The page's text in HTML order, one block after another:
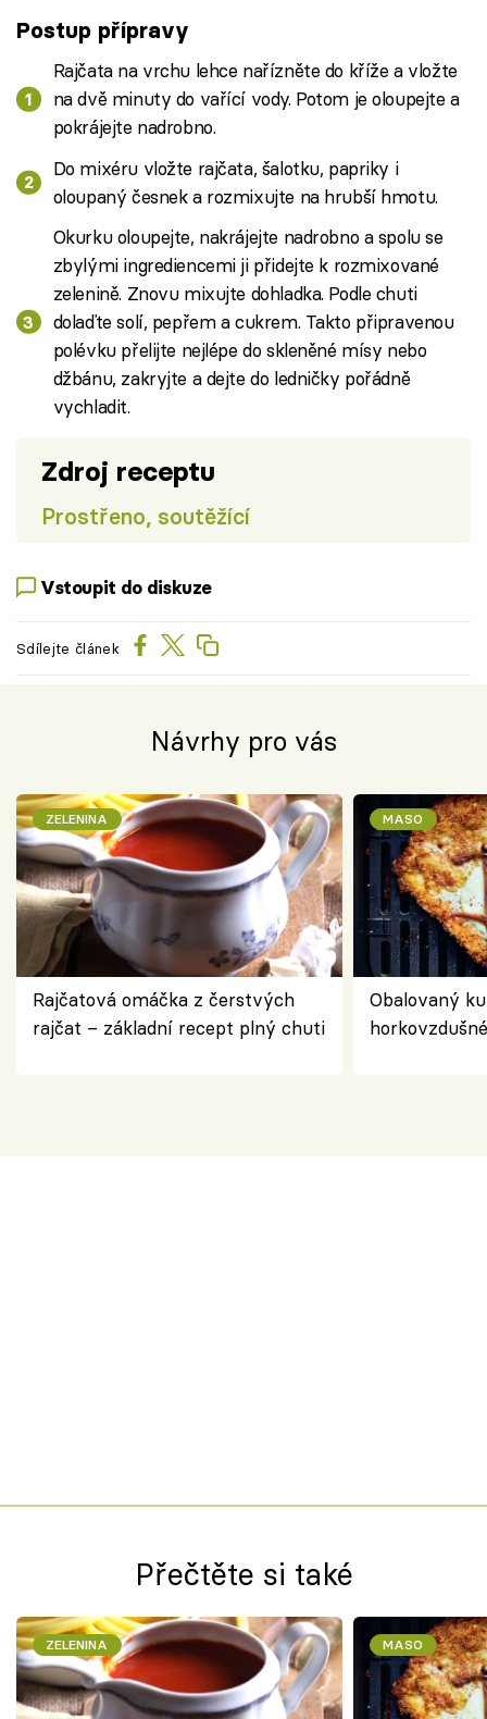
Postup přípravy
Rajčata na vrchu lehce nařízněte do kříže a vložte
na dvě minuty do vařící vody. Potom je oloupejte a
pokrájejte nadrobno.
Do mixéru vložte rajčata, šalotku, papriky i
oloupaný česnek a rozmixujte na hrubší hmotu.
Okurku oloupejte, nakrájejte nadrobno a spolu se
zbylými ingrediencemi ji přidejte k rozmixované
zelenině. Znovu mixujte dohladka. Podle chuti
dolaďte solí, pepřem a cukrem. Takto připravenou
polévku přelijte nejlépe do skleněné mísy nebo
džbánu, zakryjte a dejte do ledničky pořádně
vychladit.
Zdroj receptu
Prostřeno, soutěžící
Vstoupit do diskuze
Sdílejte článek
Návrhy pro vás
ZELENINA
Rajčatová omáčka z čerstvých
rajčat – základní recept plný chuti
MASO
Obalovaný
Přečtěte si také
ZELENINA MASO